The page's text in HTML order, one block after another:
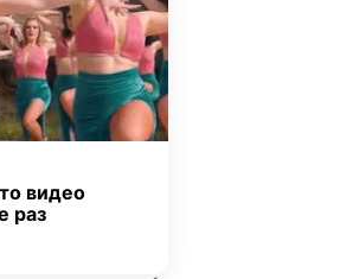
видео
раз